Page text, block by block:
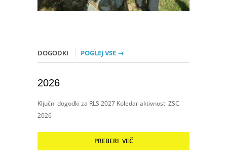
DOGODKI POGLEJ VSE →
2026
Ključni dogodki za RLS 2027 Koledar aktivnosti ZSC
2026
PREBERI VEČ